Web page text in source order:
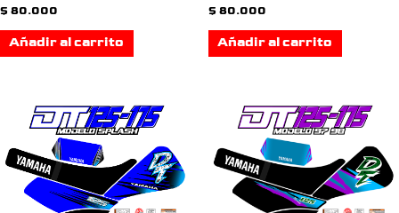
$ 80.000
Añadir al carrito
$ 80.000
Añadir al carrito